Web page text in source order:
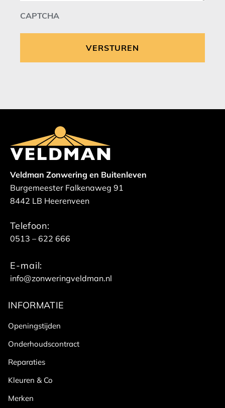
CAPTCHA
Veldman Zonwering en Buitenleven
Burgemeester Falkenaweg 91
8442 LB Heerenveen
Telefoon:
0513 – 622 666
E-mail:
info@zonweringveldman.nl
INFORMATIE
Openingstijden
Onderhoudscontract
Reparaties
Kleuren & Co
Merken